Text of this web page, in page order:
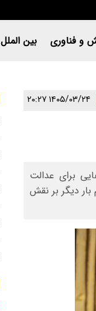
و فناوری بین الملل
۱۴۰۵/۰۳/۲۴ ۲۰:۲۷
برای عدالت
دیگر بر نقش